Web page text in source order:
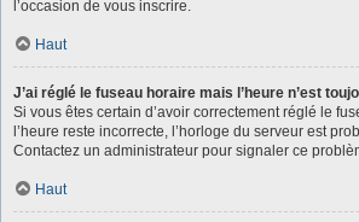
l’occasion de vous inscrire.
Haut
J’ai réglé le fuseau horaire mais l’heure n’est
Si vous êtes certain d’avoir correctement réglé le
l’heure reste incorrecte, l’horloge du serveur est
Contactez un administrateur pour signaler ce
Haut